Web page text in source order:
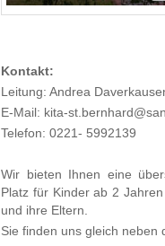
Kontakt:
Leitung: Andrea
E-Mail: kita-
Telefon: 0221- 5992139
Wir bieten Ihnen eine
Platz für Kinder ab 2
und ihre Eltern.
Sie finden uns gleich neben